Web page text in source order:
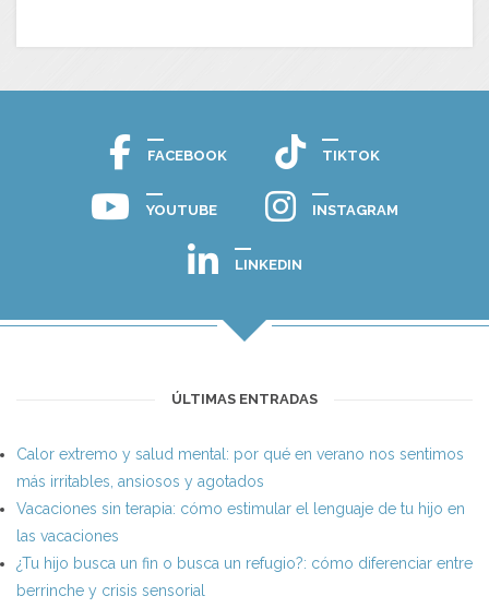
FACEBOOK TIKTOK
YOUTUBE INSTAGRAM
LINKEDIN
ÚLTIMAS ENTRADAS
Calor extremo y salud mental: por qué en verano nos sentimos
más irritables, ansiosos y agotados
Vacaciones sin terapia: cómo estimular el lenguaje de tu hijo en
las vacaciones
¿Tu hijo busca un fin o busca un refugio?: cómo diferenciar entre
berrinche y crisis sensorial